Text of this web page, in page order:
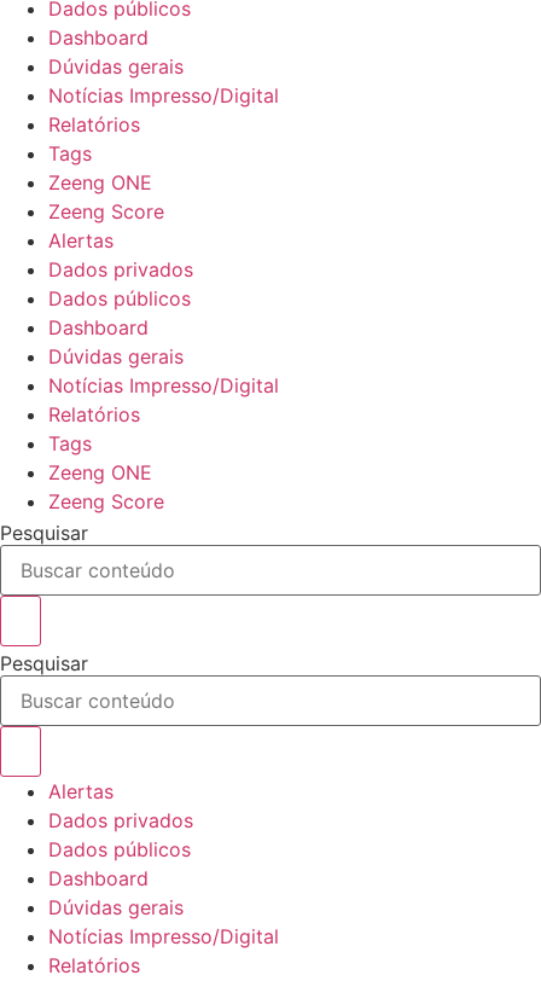
Dados públicos
Dashboard
Dúvidas gerais
Notícias Impresso/Digital
Relatórios
Tags
Zeeng ONE
Zeeng Score
Alertas
Dados privados
Dados públicos
Dashboard
Dúvidas gerais
Notícias Impresso/Digital
Relatórios
Tags
Zeeng ONE
Zeeng Score
Pesquisar
Pesquisar
Alertas
Dados privados
Dados públicos
Dashboard
Dúvidas gerais
Notícias Impresso/Digital
Relatórios